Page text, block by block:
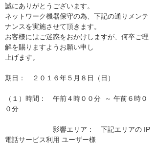
誠にありがとうございます。
ネットワーク機器保守の為、下記の通りメンテ
ナンスを実施させて頂きます。
お客様にはご迷惑をおかけしますが、何卒ご理
解を賜りますようお願い申し
上げます。
期日：　２０１６年５月８日（日）
（１）時間：　午前４時００分  ～ 午前６時０
０分
影響エリア：　下記エリアの IP
電話サービス利用 ユーザー様